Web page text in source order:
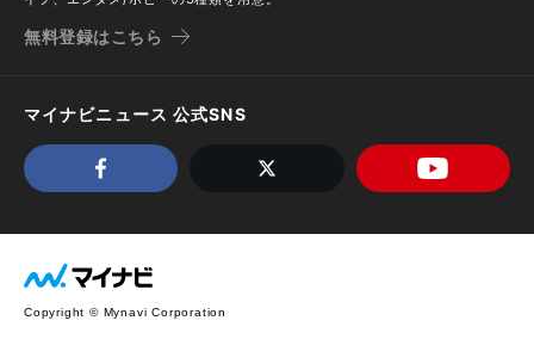
無料登録はこちら
マイナビニュース 公式SNS
Copyright © Mynavi Corporation